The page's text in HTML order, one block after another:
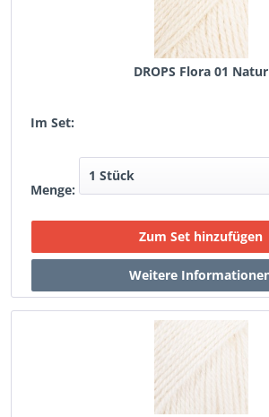
DROPS Flora 01 Natur
Im Set:
Menge: